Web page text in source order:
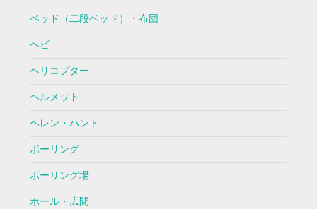
ベッド（二段ベッド）・布団
ヘビ
ヘリコプター
ヘルメット
ヘレン・ハント
ボーリング
ボーリング場
ホール・広間